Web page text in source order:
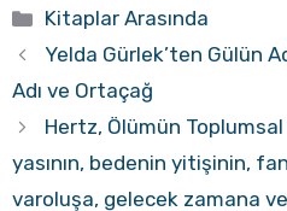
Kategoriler
Kitaplar Arasında
Yelda Gürlek’ten Gülün
Adı ve Ortaçağ
Hertz, Ölümün Toplumsal
yasının, bedenin yitişinin,
varoluşa, gelecek zamana